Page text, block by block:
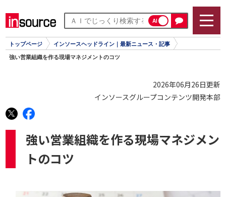
AI
トップページ インソースヘッドライン｜最新ニュース・記事
強い営業組織を作る現場マネジメントのコツ
2026年06月26日更新
インソースグループコンテンツ開発本部
強い営業組織を作る現場マネジメン
トのコツ